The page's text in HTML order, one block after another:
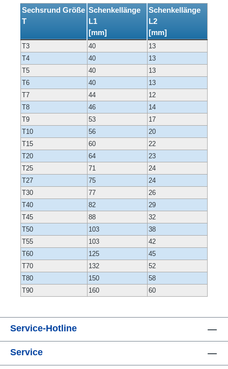
Sechsrund Größe
T
Schenkellänge
L1
[mm]
Schenkellänge
L2
[mm]
T3 40
13
T4
40
13
T5
40
13
T6
40
13
T7
44
12
T8
46
14
T9
53
17
T10
56
20
T15
60
22
T20
64
23
T25
71
24
T27
75
24
T30
77
26
T40
82
29
T45
88
32
T50
103
38
T55
103
42
T60
125
45
T70
132
52
T80
150
58
T90
160 60
Service-Hotline
Service